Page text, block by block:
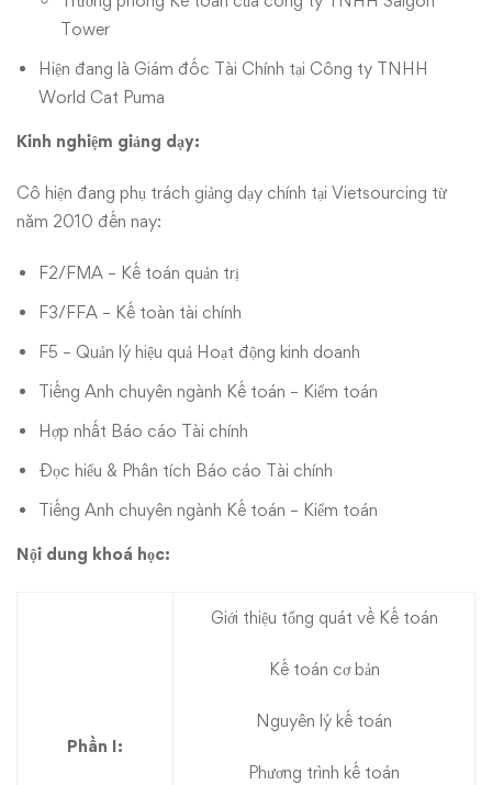
Tower
Hiện đang là Giám đốc Tài Chính tại Công ty TNHH
World Cat Puma
Kinh nghiệm giảng dạy:
Cô hiện đang phụ trách giảng dạy chính tại Vietsourcing từ
năm 2010 đến nay:
F2/FMA – Kế toán quản trị
F3/FFA – Kế toàn tài chính
F5 – Quản lý hiệu quả Hoạt động kinh doanh
Tiếng Anh chuyên ngành Kế toán – Kiểm toán
Hợp nhất Báo cáo Tài chính
Đọc hiểu & Phân tích Báo cáo Tài chính
Tiếng Anh chuyên ngành Kế toán – Kiểm toán
Nội dung khoá học:
Phần I:
Giới thiệu tổng quát về Kế toán
Kế toán cơ bản
Nguyên lý kế toán
Phương trình kế toán